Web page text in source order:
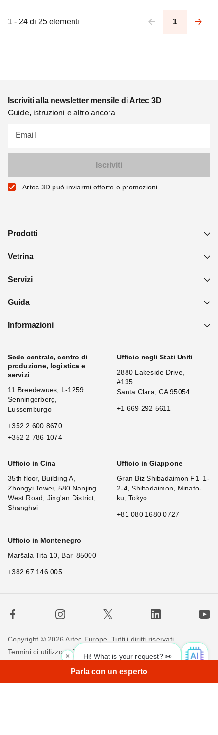
1 - 24 di 25 elementi
Pagination
1
Hi! What is your request? 👀
×
Iscriviti alla newsletter mensile di Artec 3D
Guide, istruzioni e altro ancora
Email
Artec 3D può inviarmi offerte e promozioni
Prodotti
Vetrina
Servizi
Guida
Informazioni
Sede centrale, centro di
produzione, logistica e
servizi
11 Breedewues, L-1259
Senningerberg,
Lussemburgo
+352 2 600 8670
+352 2 786 1074
Ufficio negli Stati Uniti
2880 Lakeside Drive,
#135
Santa Clara, CA 95054
+1 669 292 5611
Ufficio in Cina
35th floor, Building A,
Zhongyi Tower, 580 Nanjing
West Road, Jing'an District,
Shanghai
Ufficio in Giappone
Gran Biz Shibadaimon F1, 1-
2-4, Shibadaimon, Minato-
ku, Tokyo
+81 080 1680 0727
Ufficio in Montenegro
Maršala Tita 10, Bar, 85000
+382 67 146 005
Copyright © 2026 Artec Europe. Tutti i diritti riservati.
Termini di utilizzo
Termini di vendita
Privacy Policy
Parla con un esperto